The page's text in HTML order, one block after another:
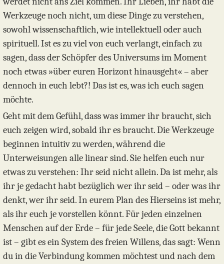
Werkzeuge noch nicht, um diese Dinge zu verstehen,
sowohl wissenschaftlich, wie intellektuell oder auch
spirituell. Ist es zu viel von euch verlangt, einfach zu
sagen, dass der Schöpfer des Universums im Moment
noch etwas »über euren Horizont hinausgeht« – aber
dennoch in euch lebt?! Das ist es, was ich euch sagen
möchte.
Geht mit dem Gefühl, dass was immer ihr braucht, sich
euch zeigen wird, sobald ihr es braucht. Die Werkzeuge
beginnen intuitiv zu werden, während die
Unterweisungen alle linear sind. Sie helfen euch nur
etwas zu verstehen: Ihr seid nicht allein. Da ist mehr, als
ihr je gedacht habt bezüglich wer ihr seid – oder was ihr
denkt, wer ihr seid. In eurem Plan des Hierseins ist mehr,
als ihr euch je vorstellen könnt. Für jeden einzelnen
Menschen auf der Erde – für jede Seele, die Gott bekannt
ist – gibt es ein System des freien Willens, das sagt: Wenn
du in die Verbindung kommen möchtest und nach dem